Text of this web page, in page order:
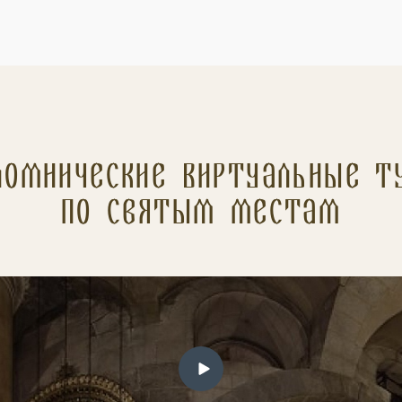
Виртуальные
по святым местам